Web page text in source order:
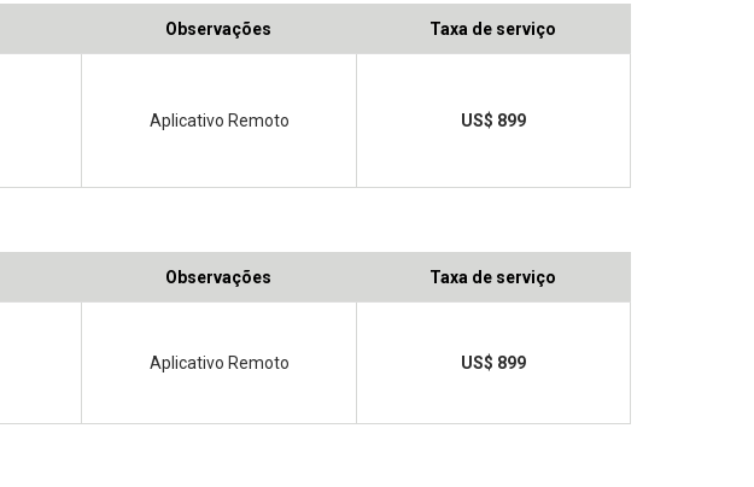
Observações Taxa de serviço
Aplicativo Remoto US$ 899
Observações Taxa de serviço
Aplicativo Remoto US$ 899